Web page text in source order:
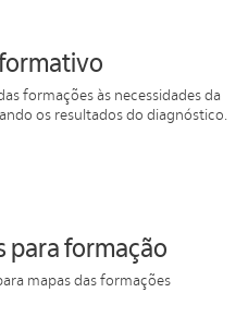
formações às necessidades da
os resultados do diagnóstico.
para formação
mapas das formações